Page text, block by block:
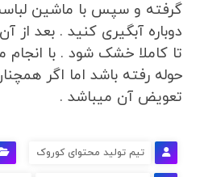
گرفته و سپس با ماشین
دوباره آبگیری کنید . بعد
تا کاملا خشک شود . با انجام
حوله رفته باشد اما اگر
تعویض آن میباشد .
تیم تولید محتوای کوروک